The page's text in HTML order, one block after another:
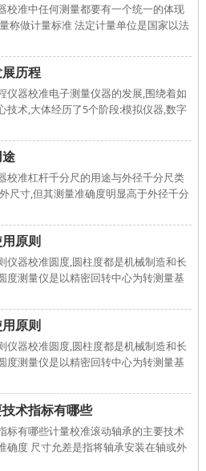
校准中任何测量都要有一个统一的体现
称做计量标准 法定计量单位是国家以法
历程
仪器校准电子测量仪器的发展,围绕着如
技术,大体经历了5个阶段:模拟仪器,数字
途
校准杠杆千分尺的用途与外径千分尺类
尺寸,但其测量准确度明显高于外径千分
原则
仪器校准圆度,圆柱度都是机械制造和长
度测量仪是以精密回转中心为转测量基
原则
仪器校准圆度,圆柱度都是机械制造和长
度测量仪是以精密回转中心为转测量基
术指标有哪些
标有哪些计量校准滚动轴承的主要技术
确度 尺寸允差是指将轴承安装在轴或外